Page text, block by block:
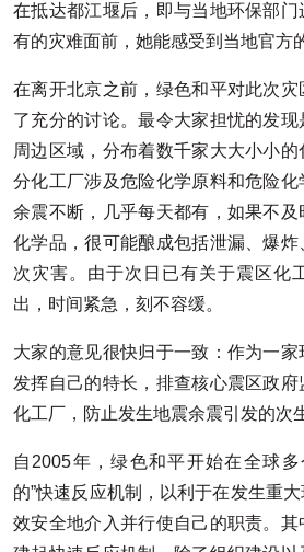
在抵达都江堰后，即与当地环保部
有的灾难面前，她能感受到当地官方
在离开北京之前，绿色和平对此次
了充分的讨论。最令大家担忧的发
周边区域，分布着数千家大大小小
分化工厂涉及危险化学原料和危险
余震不断，几乎每天都有，如果不
化学品，很可能酿成包括泄漏、爆
次灾害。由于次日已有关于震区化
出，时间紧急，刻不容缓。
大家的意见很快归于一致：作为一
发挥自己的特长，排查核心震区政
化工厂，防止发生地震余震引发的次
自2005年，绿色和平开始在全球
的”快速反应机制，以利于在发生重
效安全地介入并行使自己的职责。